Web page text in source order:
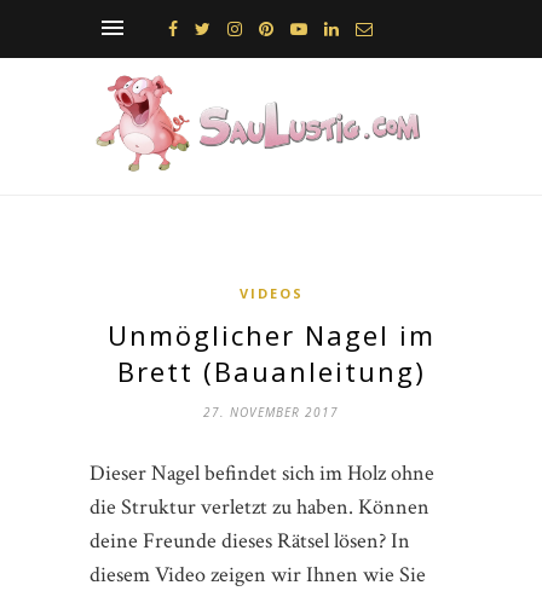
VIDEOS
Unmöglicher Nagel im
Brett (Bauanleitung)
27. NOVEMBER 2017
Dieser Nagel befindet sich im Holz ohne
die Struktur verletzt zu haben. Können
deine Freunde dieses Rätsel lösen? In
diesem Video zeigen wir Ihnen wie Sie